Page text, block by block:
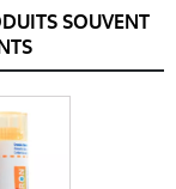
commande du 04
chaque fois.
SOUVENT